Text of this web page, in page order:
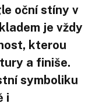
oční stíny v
je vždy
kterou
a finiše.
symboliku
i